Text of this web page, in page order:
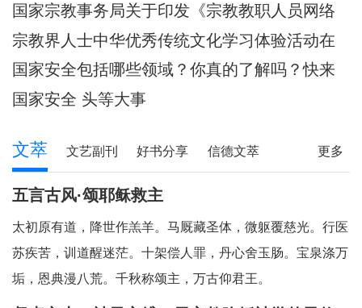
国家宗教事务局关于印发《宗教教职人员网络
行为规范》的通知
宗教界人士中华优秀传统文化学习体验活动在
武汉启动
国家安全包括哪些领域？你真的了解吗？快来
一起涨知识！
国家安全 头等大事
更多
文萃 文艺副刊 好书分享 信德文萃
诗苑 小小说 写真故事
五言古风·颂耶稣救主
太初原有道，降世作羔羊。马厩藏圣体，微躯覆慈光。行医
苏疾苦，训道醒迷茫。十架偿人罪，丹心舍玉肠。宝泉涤万
垢，恩典漫八荒。千秋称颂主，万古仰君王。